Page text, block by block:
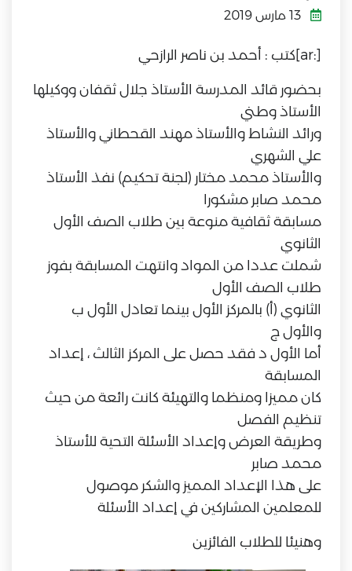
[:ar]كتب : أحمد بن ناصر الرازحي
بحضور قائد المدرسة الأستاذ جلال ثقفان ووكيلها
الأستاذ وطني
ورائد النشاط والأستاذ مهند القحطاني والأستاذ
علي الشهري
والأستاذ محمد مختار (لجنة تحكيم) نفذ الأستاذ
محمد صابر مشكورا
مسابقة ثقافية منوعة بين طلاب الصف الأول
الثانوي
شملت عددا من المواد وانتهت المسابقة بفوز
طلاب الصف الأول
الثانوي (أ) بالمركز الأول بينما تعادل الأول ب
والأول ج
أما الأول د فقد حصل على المركز الثالث ، إعداد
المسابقة
كان مميزا ومنظما والتهيئة كانت رائعة من حيث
تنظيم الفصل
وطريقة العرض وإعداد الأسئلة التحية للأستاذ
محمد صابر
على هذا الإعداد المميز والشكر موصول
للمعلمين المشاركين في إعداد الأسئلة
وهنيئا للطلاب الفائزين